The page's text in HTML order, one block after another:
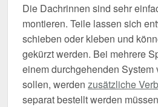
Die Dachrinnen sind sehr
montieren. Teile lassen sich
schieben oder kleben und
gekürzt werden. Bei mehrere
einem durchgehenden System
sollen, werden zusätzliche
separat bestellt werden